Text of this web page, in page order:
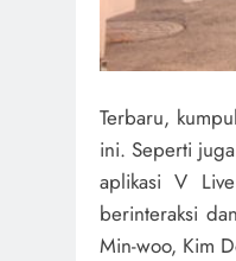
Terbaru,
ini. Seperti
aplikasi V
berinteraksi
Min-woo, Kim